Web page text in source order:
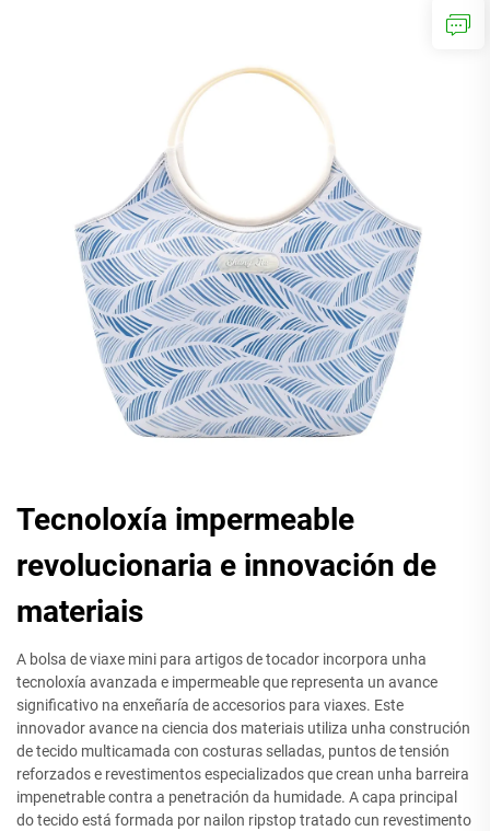
Tecnoloxía impermeable
revolucionaria e innovación de
materiais
A bolsa de viaxe mini para artigos de tocador incorpora unha
tecnoloxía avanzada e impermeable que representa un avance
significativo na enxeñaría de accesorios para viaxes. Este
innovador avance na ciencia dos materiais utiliza unha construción
de tecido multicamada con costuras selladas, puntos de tensión
reforzados e revestimentos especializados que crean unha barreira
impenetrable contra a penetración da humidade. A capa principal
do tecido está formada por nailon ripstop tratado cun revestimento